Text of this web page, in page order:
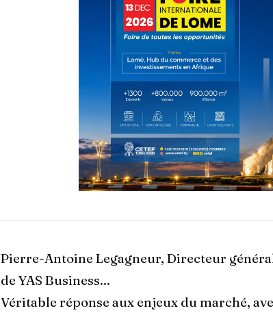
Pierre-Antoine Legagneur, Directeur
de YAS Business...
Véritable réponse aux enjeux du marché,